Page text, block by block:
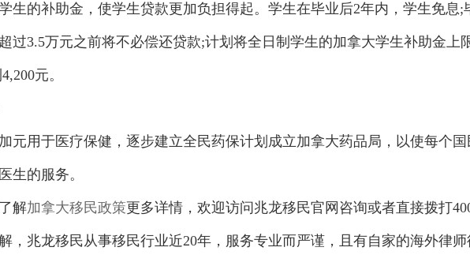
的补助金，使学生贷款更加负担得起。学生在毕业后2年内，学生免息;
过3.5万元之前将不必偿还贷款;计划将全日制学生的加拿大学生补助金上
元。
用于医疗保健，逐步建立全民药保计划成立加拿大药品局，以使每个国
生的服务。
解加拿大移民政策更多详情，欢迎访问兆龙移民官网咨询或者直接拨打
，兆龙移民从事移民行业近20年，服务专业而严谨，且有自家的海外律师